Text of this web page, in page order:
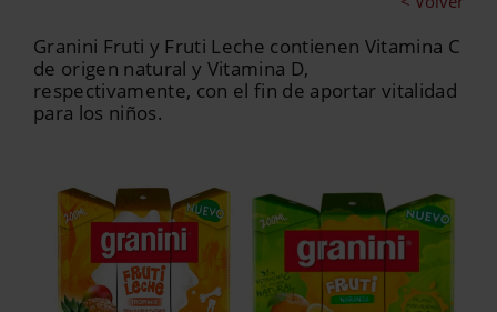
Granini Fruti y Fruti Leche contienen Vitamina C
de origen natural y Vitamina D,
respectivamente, con el fin de aportar vitalidad
para los niños.